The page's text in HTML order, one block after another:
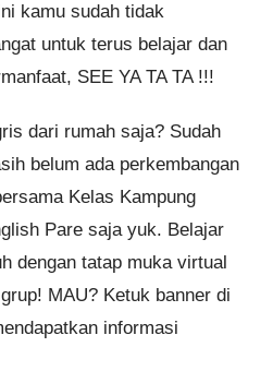
kamu sudah tidak
untuk terus belajar dan
SEE YA TA TA !!!
dari rumah saja? Sudah
belum ada perkembangan
Kelas Kampung
Pare saja yuk. Belajar
dengan tatap muka virtual
MAU? Ketuk banner di
informasi